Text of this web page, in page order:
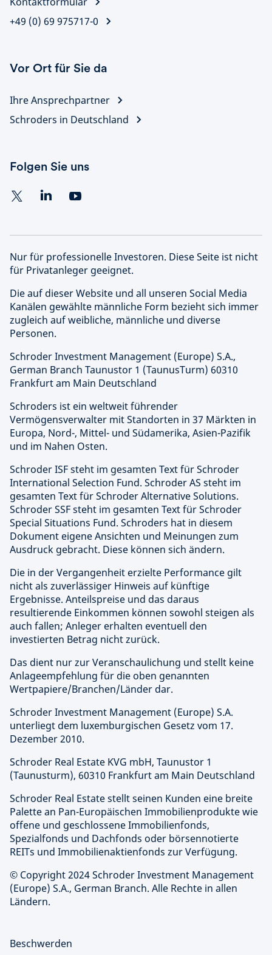
+49 (0) 69 975717-0
Vor Ort für Sie da
Ihre Ansprechpartner
Schroders in Deutschland
Folgen Sie uns
Nur für professionelle Investoren. Diese Seite ist nicht
für Privatanleger geeignet.
Die auf dieser Website und all unseren Social Media
Kanälen gewählte männliche Form bezieht sich immer
zugleich auf weibliche, männliche und diverse
Personen.
Schroder Investment Management (Europe) S.A.,
German Branch Taunustor 1 (TaunusTurm) 60310
Frankfurt am Main Deutschland
Schroders ist ein weltweit führender
Vermögensverwalter mit Standorten in 37 Märkten in
Europa, Nord-, Mittel- und Südamerika, Asien-Pazifik
und im Nahen Osten.
Schroder ISF steht im gesamten Text für Schroder
International Selection Fund. Schroder AS steht im
gesamten Text für Schroder Alternative Solutions.
Schroder SSF steht im gesamten Text für Schroder
Special Situations Fund. Schroders hat in diesem
Dokument eigene Ansichten und Meinungen zum
Ausdruck gebracht. Diese können sich ändern.
Die in der Vergangenheit erzielte Performance gilt
nicht als zuverlässiger Hinweis auf künftige
Ergebnisse. Anteilspreise und das daraus
resultierende Einkommen können sowohl steigen als
auch fallen; Anleger erhalten eventuell den
investierten Betrag nicht zurück.
Das dient nur zur Veranschaulichung und stellt keine
Anlageempfehlung für die oben genannten
Wertpapiere/Branchen/Länder dar.
Schroder Investment Management (Europe) S.A.
unterliegt dem luxemburgischen Gesetz vom 17.
Dezember 2010.
Schroder Real Estate KVG mbH, Taunustor 1
(Taunusturm), 60310 Frankfurt am Main Deutschland
Schroder Real Estate stellt seinen Kunden eine breite
Palette an Pan-Europäischen Immobilienprodukte wie
offene und geschlossene Immobilienfonds,
Spezialfonds und Dachfonds oder börsennotierte
REITs und Immobilienaktienfonds zur Verfügung.
© Copyright 2024 Schroder Investment Management
(Europe) S.A., German Branch. Alle Rechte in allen
Ländern.
Beschwerden